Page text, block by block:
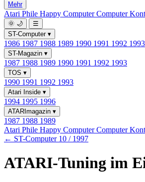
Mehr
Atari Phile Happy ComputerComputer
🌞 🌙
☰
ST-Computer ▾
1986 1987 1988 1989 1990 1991 1992 1993
ST-Magazin ▾
1987 1988 1989 1990 1991 1992 1993
TOS ▾
1990 1991 1992 1993
Atari Inside ▾
1994 1995 1996
ATARImagazin ▾
1987 1988 1989
Atari Phile Happy ComputerComputer
← ST-Computer 10 / 1997
ATARI-Tuning im